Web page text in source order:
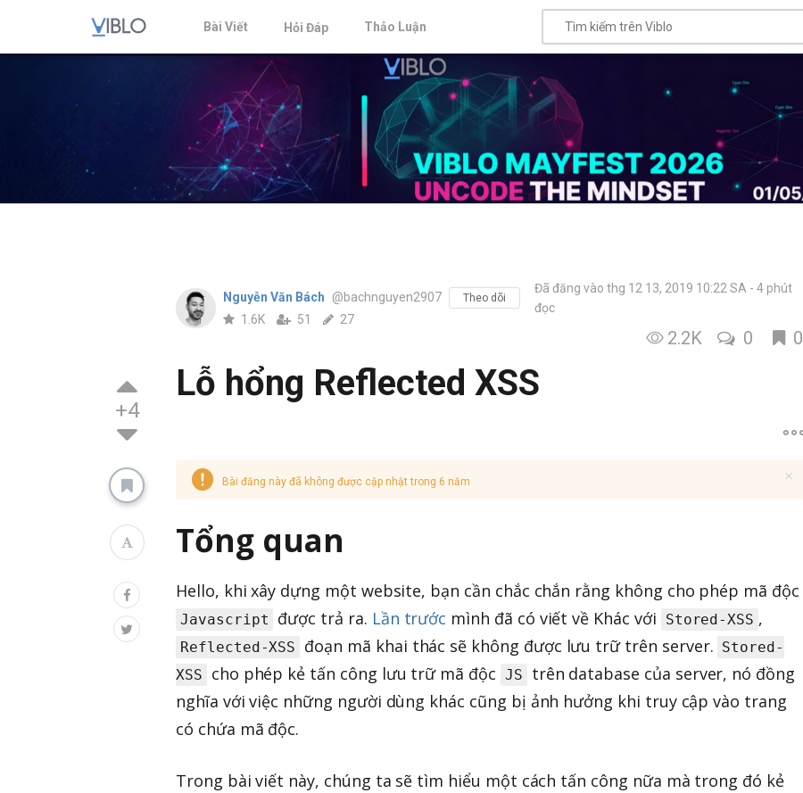
Bài Viết Hỏi Đáp Thảo Luận
+4
Nguyễn Văn Bách @bachnguyen2907 Theo dõi
1.6K 51 27
Đã đăng vào thg 12 13, 2019 10:22 SA
4 phút
đọc
2.2K 0 0
Lỗ hổng Reflected XSS
Bài đăng này đã không được cập nhật trong 6 năm
Tổng quan
Hello, khi xây dựng một website, bạn cần chắc chắn rằng không cho phép mã độc
Javascript được trả ra. Lần trước mình đã có viết về Khác với Stored-XSS ,
Reflected-XSS đoạn mã khai thác sẽ không được lưu trữ trên server. Stored-
XSS
cho phép kẻ tấn công lưu trữ mã độc JS
trên database của server, nó đồng
nghĩa với việc những người dùng khác cũng bị ảnh hưởng khi truy cập vào trang
có chứa mã độc.
Trong bài viết này, chúng ta sẽ tìm hiểu một cách tấn công nữa mà trong đó kẻ